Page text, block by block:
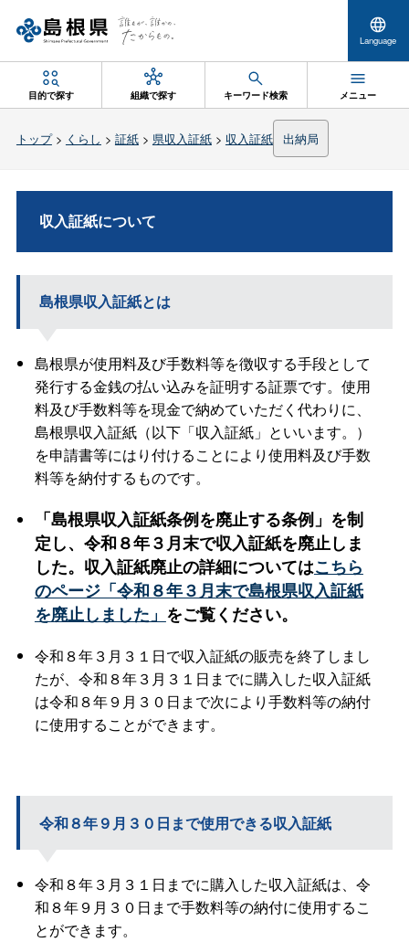
Language
目的で探す 組織で探す キーワード検索 メニュー
トップ> くらし > 証紙> 県収入証紙> 収入証紙 出納局
収入証紙について
島根県収入証紙とは
島根県が使用料及び手数料等を徴収する手段として
発行する金銭の払い込みを証明する証票です。使用
料及び手数料等を現金で納めていただく代わりに、
島根県収入証紙（以下「収入証紙」といいます。）
を申請書等にはり付けることにより使用料及び手数
料等を納付するものです。
「島根県収入証紙条例を廃止する条例」を制
定し、令和８年３月末で収入証紙を廃止しま
した。収入証紙廃止の詳細についてはこちら
のページ「令和８年３月末で島根県収入証紙
を廃止しました」 をご覧ください。
令和８年３月３１日で収入証紙の販売を終了しまし
たが、令和８年３月３１日までに購入した収入証紙
は令和８年９月３０日まで次により手数料等の納付
に使用することができます。
令和８年９月３０日まで使用できる収入証紙
令和８年３月３１日までに購入した収入証紙は、令
和８年９月３０日まで手数料等の納付に使用するこ
とができます。